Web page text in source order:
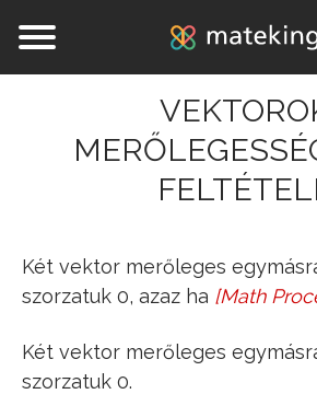
Két vektor merőleges
szorzatuk 0, azaz ha [Math
a_⋅b_= 0
Két vektor merőleges
szorzatuk 0.